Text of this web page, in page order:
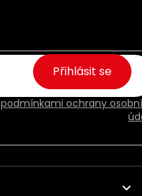
podmínkami ochrany
Přihlásit se